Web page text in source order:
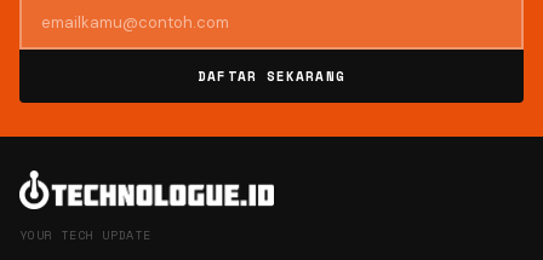
DAFTAR SEKARANG
YOUR TECH UPDATE